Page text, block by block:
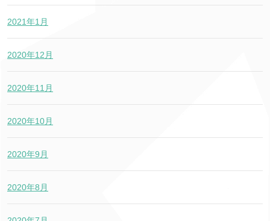
2021年1月
2020年12月
2020年11月
2020年10月
2020年9月
2020年8月